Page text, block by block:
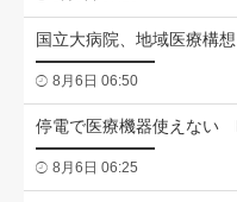
国立大病院、地域医療構
8月6日 06:50
停電で医療機器使えない
8月6日 06:25